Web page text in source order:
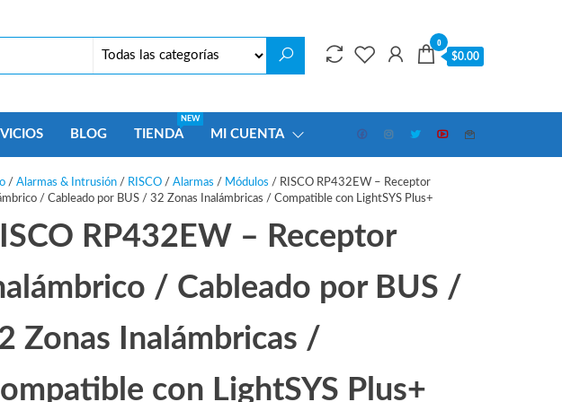
0
$0.00
BLOG TIENDA
NEW
MI CUENTA
/ Alarmas & Intrusión/ RISCO/ Alarmas / Módulos / RISCO RP432EW – Receptor
/ Cableado por BUS / 32 Zonas Inalámbricas / Compatible con LightSYS Plus+
RP432EW – Receptor
/ Cableado por BUS /
Zonas Inalámbricas /
con LightSYS Plus+